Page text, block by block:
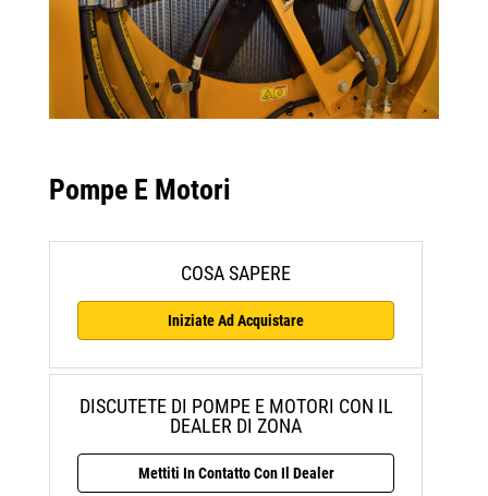
Pompe E Motori
COSA SAPERE
Iniziate Ad Acquistare
DISCUTETE DI POMPE E MOTORI CON IL
DEALER DI ZONA
Mettiti In Contatto Con Il Dealer